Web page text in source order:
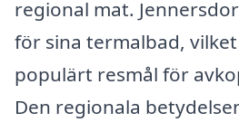
regional mat.
för sina termalbad,
populärt resmål för
Den regionala